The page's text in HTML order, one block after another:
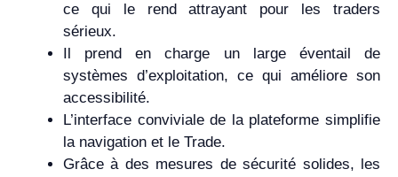
ce qui le rend attrayant pour les traders
sérieux.
Il prend en charge un large éventail de
systèmes d’exploitation, ce qui améliore son
accessibilité.
L’interface conviviale de la plateforme simplifie
la navigation et le Trade.
Grâce à des mesures de sécurité solides, les